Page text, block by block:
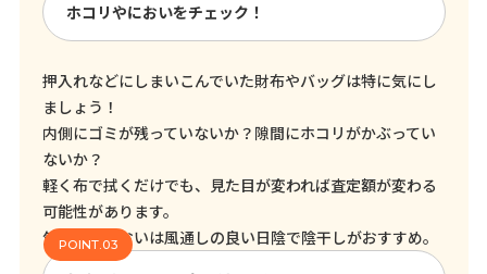
ホコリやにおいをチェック！
押入れなどにしまいこんでいた財布やバッグは特に気にし
ましょう！
内側にゴミが残っていないか？隙間にホコリがかぶってい
ないか？
軽く布で拭くだけでも、見た目が変われば査定額が変わる
可能性があります。
気になるにおいは風通しの良い日陰で陰干しがおすすめ。